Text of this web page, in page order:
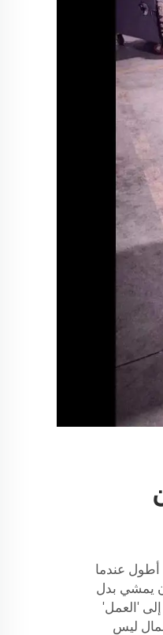
أطول عندما
يمشي بدل
'العمل'
ليس